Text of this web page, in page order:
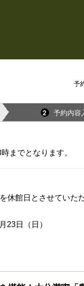
予
2 予約内容
までとなります。
休館日とさせていた
日（日）